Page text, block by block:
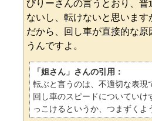
びりーさんの言うとおり、
ないし、転けないと思います
だから、回し車が直接的な
うんですよ。
「姐さん」さんの引用：
転ぶと言うのは、不適切な表現
回し車のスピードについていけ
っこけるというか、つまずくよ